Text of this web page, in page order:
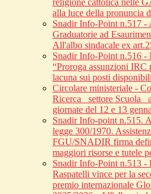
religione cattolica nelle
alla luce della pronuncia
Snadir Info-Point n.517 -
Graduatorie ad
All'albo sindacale ex
Snadir Info-Point n.516 -
“Proroga assunzioni IRC
lacuna sui posti
Circolare ministeriale -
Ricerca_ settore Scuola_
giornate del 12 e 13
Snadir Info-point n.515.
legge 300/1970.
FGU/SNADIR firma
maggiori risorse e tutele
Snadir Info-Point n.513 -
Raspatelli vince per la
premio internazionale